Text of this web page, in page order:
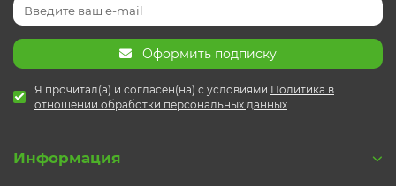
Оформить подписку
Я прочитал(а) и согласен(на) с условиями Политика в
отношении обработки персональных данных
Информация